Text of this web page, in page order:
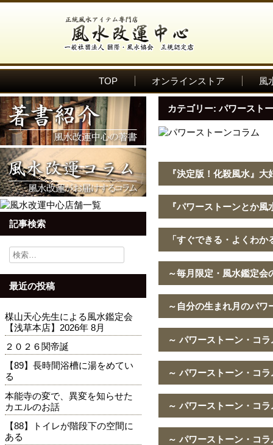
TOP オンラインストア 風
記事検索
検
索:
最近の投稿
楳山天心先生による風水鑑定会
【浅草本店】2026年 8月
２０２６関帝誕
【89】長時間浴槽に湯をめてい
る
本能寺の変で、異変を知らせた
カエルのお話
【88】トイレが階段下の空間に
ある
カテゴリー:パワースト
『決定版！化殺風水』大
『パワーストーンとか
「すぐできる・よくわ
～毎月限定・風水鑑定会
～自分の生まれ月のパワ
～ パワーストーン・コ
～ パワーストーン・コ
～ パワーストーン・コ
～ パワーストーン・